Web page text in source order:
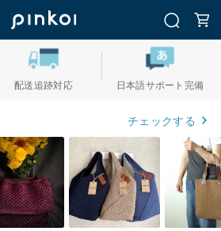
配送追跡対応 日本語サポート完備
チェックする